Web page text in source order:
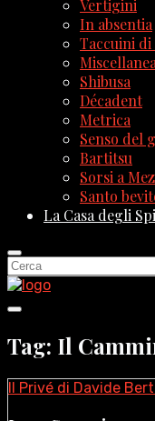
Vertigini
In absentia
Taccuini di
Miscellanea
Shibusa
Décadent
Metrica
Senso del
Bartitsu
Sorsi a
Santo
La Casa degli
Tag: Il
Il Privé di Davide